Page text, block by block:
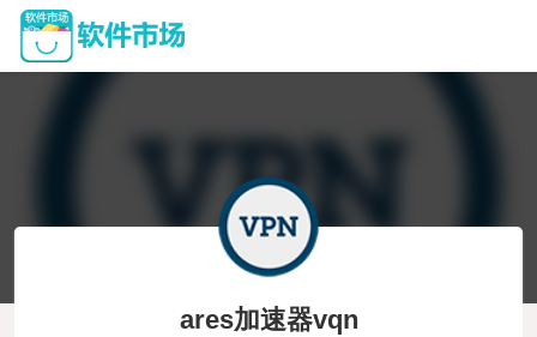
ares加速器vqn